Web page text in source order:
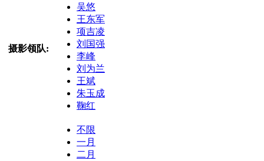
摄影领队:
吴悠
王东军
项吉凌
刘国强
李峰
刘为兰
王斌
朱玉成
鞠红
不限
一月
二月